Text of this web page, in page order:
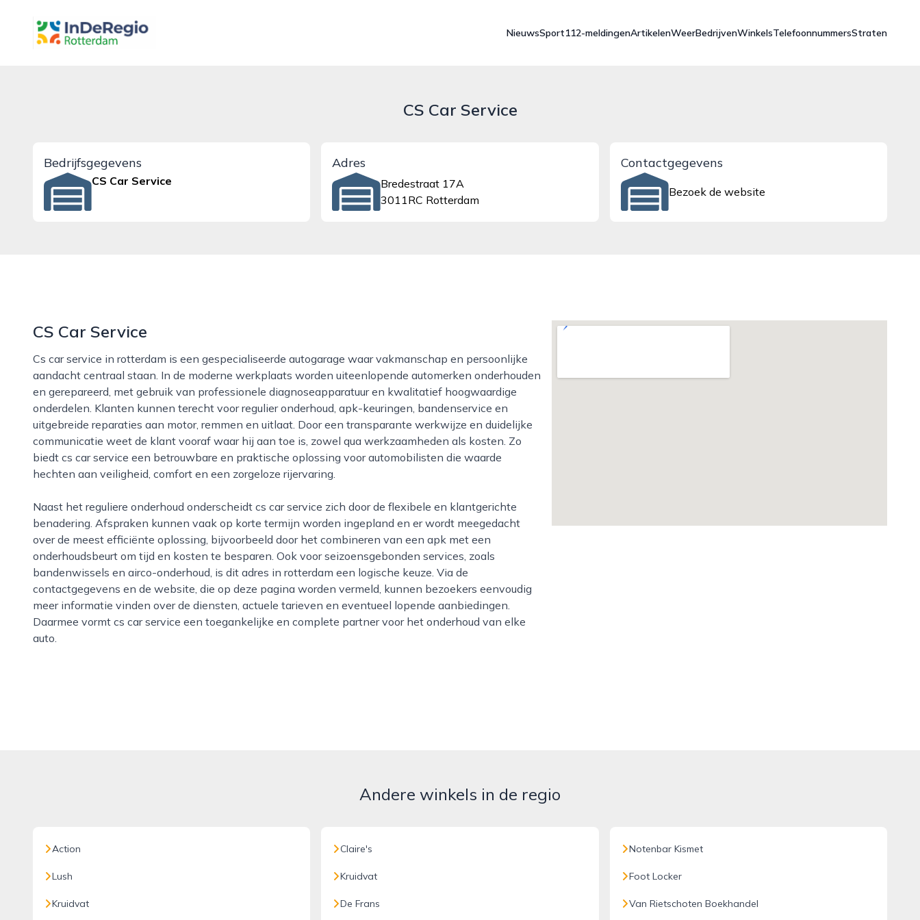
inderegiorotterdam.nl
NieuwsSport112-meldingenArtikelenWeerBedrijvenWinkelsTelefoonnummersStraten
CS Car Service
Bedrijfsgegevens
CS Car Service
Adres
Bredestraat 17A
3011RC Rotterdam
Contactgegevens
Bezoek de website
CS Car Service
Cs car service in rotterdam is een gespecialiseerde autogarage waar vakmanschap en persoonlijke
aandacht centraal staan. In de moderne werkplaats worden uiteenlopende automerken onderhouden
en gerepareerd, met gebruik van professionele diagnoseapparatuur en kwalitatief hoogwaardige
onderdelen. Klanten kunnen terecht voor regulier onderhoud, apk-keuringen, bandenservice en
uitgebreide reparaties aan motor, remmen en uitlaat. Door een transparante werkwijze en duidelijke
communicatie weet de klant vooraf waar hij aan toe is, zowel qua werkzaamheden als kosten. Zo
biedt cs car service een betrouwbare en praktische oplossing voor automobilisten die waarde
hechten aan veiligheid, comfort en een zorgeloze rijervaring.
Naast het reguliere onderhoud onderscheidt cs car service zich door de flexibele en klantgerichte
benadering. Afspraken kunnen vaak op korte termijn worden ingepland en er wordt meegedacht
over de meest efficiënte oplossing, bijvoorbeeld door het combineren van een apk met een
onderhoudsbeurt om tijd en kosten te besparen. Ook voor seizoensgebonden services, zoals
bandenwissels en airco-onderhoud, is dit adres in rotterdam een logische keuze. Via de
contactgegevens en de website, die op deze pagina worden vermeld, kunnen bezoekers eenvoudig
meer informatie vinden over de diensten, actuele tarieven en eventueel lopende aanbiedingen.
Daarmee vormt cs car service een toegankelijke en complete partner voor het onderhoud van elke
auto.
Andere winkels in de regio
Action
Lush
Kruidvat
Claire's
Kruidvat
De Frans
Notenbar Kismet
Foot Locker
Van Rietschoten Boekhandel